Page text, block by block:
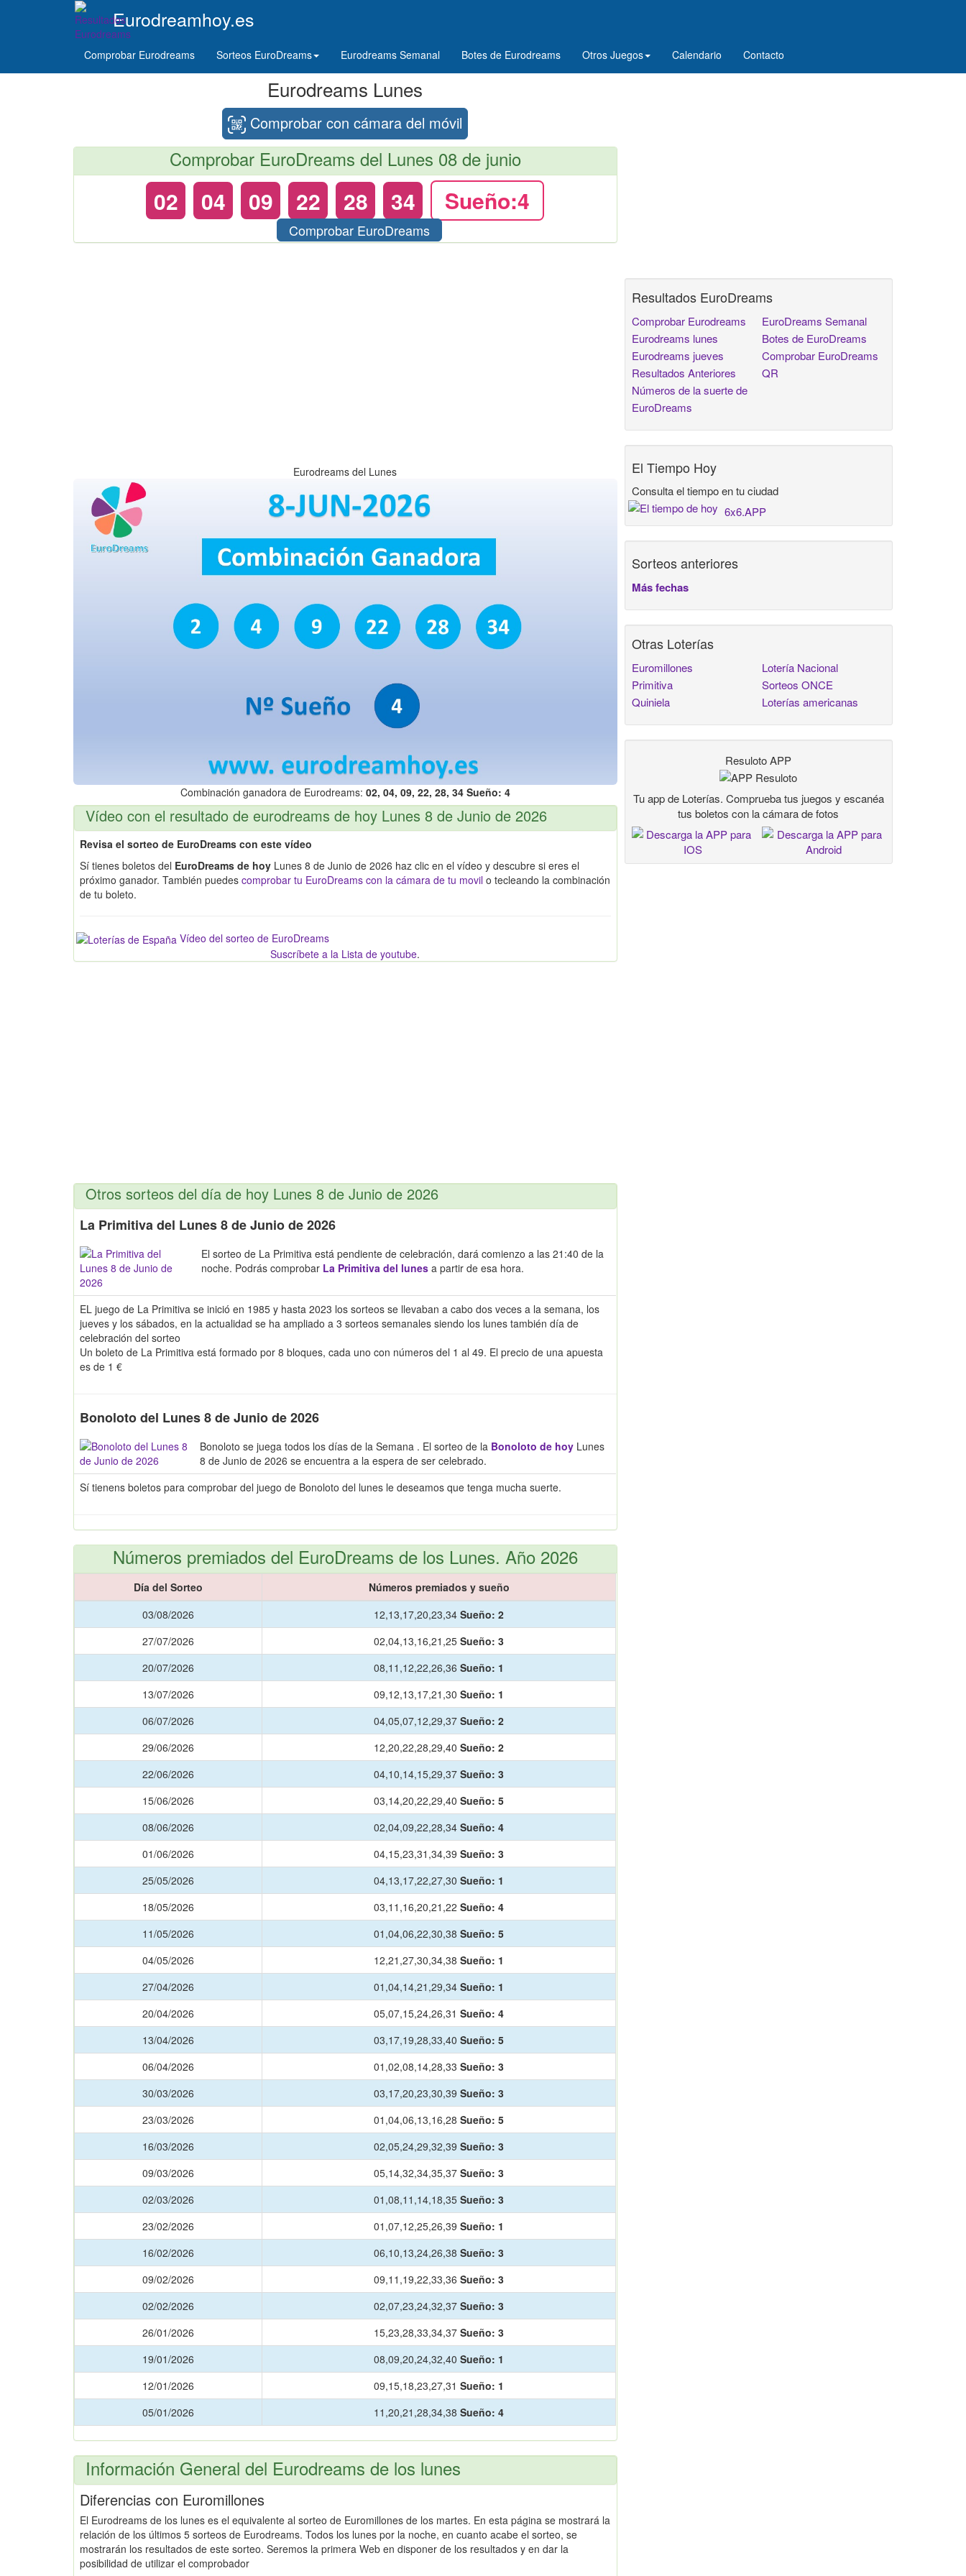
Eurodreamhoy.es
Comprobar Eurodreams Sorteos EuroDreams Eurodreams Semanal Botes de Eurodreams Otros Juegos Calendario Contacto
Eurodreams Lunes
Comprobar con cámara del móvil
Comprobar EuroDreams del Lunes 08 de junio
02 04 09 22 28 34 Sueño:4
Comprobar EuroDreams
Eurodreams del Lunes
Combinación ganadora de Eurodreams: 02, 04, 09, 22, 28, 34 Sueño: 4
Vídeo con el resultado de eurodreams de hoy Lunes 8 de Junio de 2026
Revisa el sorteo de EuroDreams con este vídeo
Sí tienes boletos del EuroDreams de hoy Lunes 8 de Junio de 2026 haz clic en el vídeo y descubre si eres el
próximo ganador. También puedes comprobar tu EuroDreams con la cámara de tu movil o tecleando la combinación
de tu boleto.
Vídeo del sorteo de EuroDreams
Suscríbete a la Lista de youtube.
Otros sorteos del día de hoy Lunes 8 de Junio de 2026
La Primitiva del Lunes 8 de Junio de 2026
El sorteo de La Primitiva está pendiente de celebración, dará comienzo a las 21:40 de la
noche. Podrás comprobar La Primitiva del lunes a partir de esa hora.
EL juego de La Primitiva se inició en 1985 y hasta 2023 los sorteos se llevaban a cabo dos veces a la semana, los
jueves y los sábados, en la actualidad se ha ampliado a 3 sorteos semanales siendo los lunes también día de
celebración del sorteo
Un boleto de La Primitiva está formado por 8 bloques, cada uno con números del 1 al 49. El precio de una apuesta
es de 1 €
Bonoloto del Lunes 8 de Junio de 2026
Bonoloto se juega todos los días de la Semana . El sorteo de la Bonoloto de hoy Lunes
8 de Junio de 2026 se encuentra a la espera de ser celebrado.
Sí tienens boletos para comprobar del juego de Bonoloto del lunes le deseamos que tenga mucha suerte.
Números premiados del EuroDreams de los Lunes. Año 2026
Día del Sorteo
Números premiados y sueño
03/08/2026
12,13,17,20,23,34 Sueño: 2
27/07/2026
02,04,13,16,21,25 Sueño: 3
20/07/2026
08,11,12,22,26,36 Sueño: 1
13/07/2026
09,12,13,17,21,30 Sueño: 1
06/07/2026
04,05,07,12,29,37 Sueño: 2
29/06/2026
12,20,22,28,29,40 Sueño: 2
22/06/2026
04,10,14,15,29,37 Sueño: 3
15/06/2026
03,14,20,22,29,40 Sueño: 5
08/06/2026
02,04,09,22,28,34 Sueño: 4
01/06/2026
04,15,23,31,34,39 Sueño: 3
25/05/2026
04,13,17,22,27,30 Sueño: 1
18/05/2026
03,11,16,20,21,22 Sueño: 4
11/05/2026
01,04,06,22,30,38 Sueño: 5
04/05/2026
12,21,27,30,34,38 Sueño: 1
27/04/2026
01,04,14,21,29,34 Sueño: 1
20/04/2026
05,07,15,24,26,31 Sueño: 4
13/04/2026
03,17,19,28,33,40 Sueño: 5
06/04/2026
01,02,08,14,28,33 Sueño: 3
30/03/2026
03,17,20,23,30,39 Sueño: 3
23/03/2026
01,04,06,13,16,28 Sueño: 5
16/03/2026
02,05,24,29,32,39 Sueño: 3
09/03/2026
05,14,32,34,35,37 Sueño: 3
02/03/2026
01,08,11,14,18,35 Sueño: 3
23/02/2026
01,07,12,25,26,39 Sueño: 1
16/02/2026
06,10,13,24,26,38 Sueño: 3
09/02/2026
09,11,19,22,33,36 Sueño: 3
02/02/2026
02,07,23,24,32,37 Sueño: 3
26/01/2026
15,23,28,33,34,37 Sueño: 3
19/01/2026
08,09,20,24,32,40 Sueño: 1
12/01/2026
09,15,18,23,27,31 Sueño: 1
05/01/2026
11,20,21,28,34,38 Sueño: 4
Información General del Eurodreams de los lunes
Diferencias con Euromillones
El Eurodreams de los lunes es el equivalente al sorteo de Euromillones de los martes. En esta página se mostrará la
relación de los últimos 5 sorteos de Eurodreams. Todos los lunes por la noche, en cuanto acabe el sorteo, se
mostrarán los resultados de este sorteo. Seremos la primera Web en disponer de los resultados y en dar la
posibilidad de utilizar el comprobador
Resultados EuroDreams
Comprobar Eurodreams
Eurodreams lunes
Eurodreams jueves
Resultados Anteriores
Números de la suerte de
EuroDreams
EuroDreams Semanal
Botes de EuroDreams
Comprobar EuroDreams
QR
El Tiempo Hoy
Consulta el tiempo en tu ciudad
6x6.APP
Sorteos anteriores
Más fechas
Otras Loterías
Euromillones
Primitiva
Quiniela
Lotería Nacional
Sorteos ONCE
Loterías americanas
Resuloto APP
Tu app de Loterías. Comprueba tus juegos y escanéa
tus boletos con la cámara de fotos